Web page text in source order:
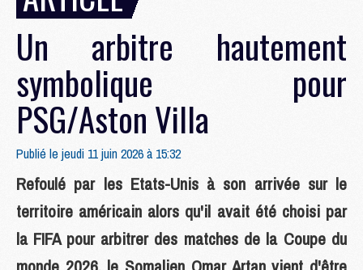
Un arbitre hautement
symbolique pour
PSG/Aston Villa
Publié le jeudi 11 juin 2026 à 15:32
Refoulé par les Etats-Unis à son arrivée sur le
territoire américain alors qu'il avait été choisi par
la FIFA pour arbitrer des matches de la Coupe du